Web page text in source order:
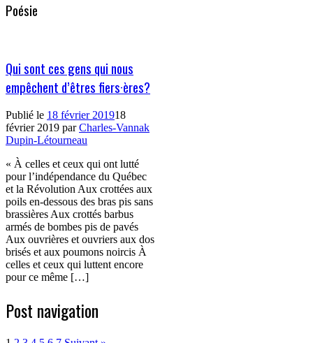
Poésie
Qui sont ces gens qui nous
empêchent d’êtres fiers·ères?
Publié le 18 février 201918
février 2019 parCharles-Vannak
Dupin-Létourneau
« À celles et ceux qui ont lutté
pour l’indépendance du Québec
et la Révolution Aux crottées aux
poils en-dessous des bras pis sans
brassières Aux crottés barbus
armés de bombes pis de pavés
Aux ouvrières et ouvriers aux dos
brisés et aux poumons noircis À
celles et ceux qui luttent encore
pour ce même […]
Post navigation